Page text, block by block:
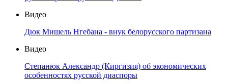
Видео
Дюк Мишель Нгебана - внук белорусского партизана
Видео
Степанюк Александр (Киргизия) об экономических
особенностях русской диаспоры